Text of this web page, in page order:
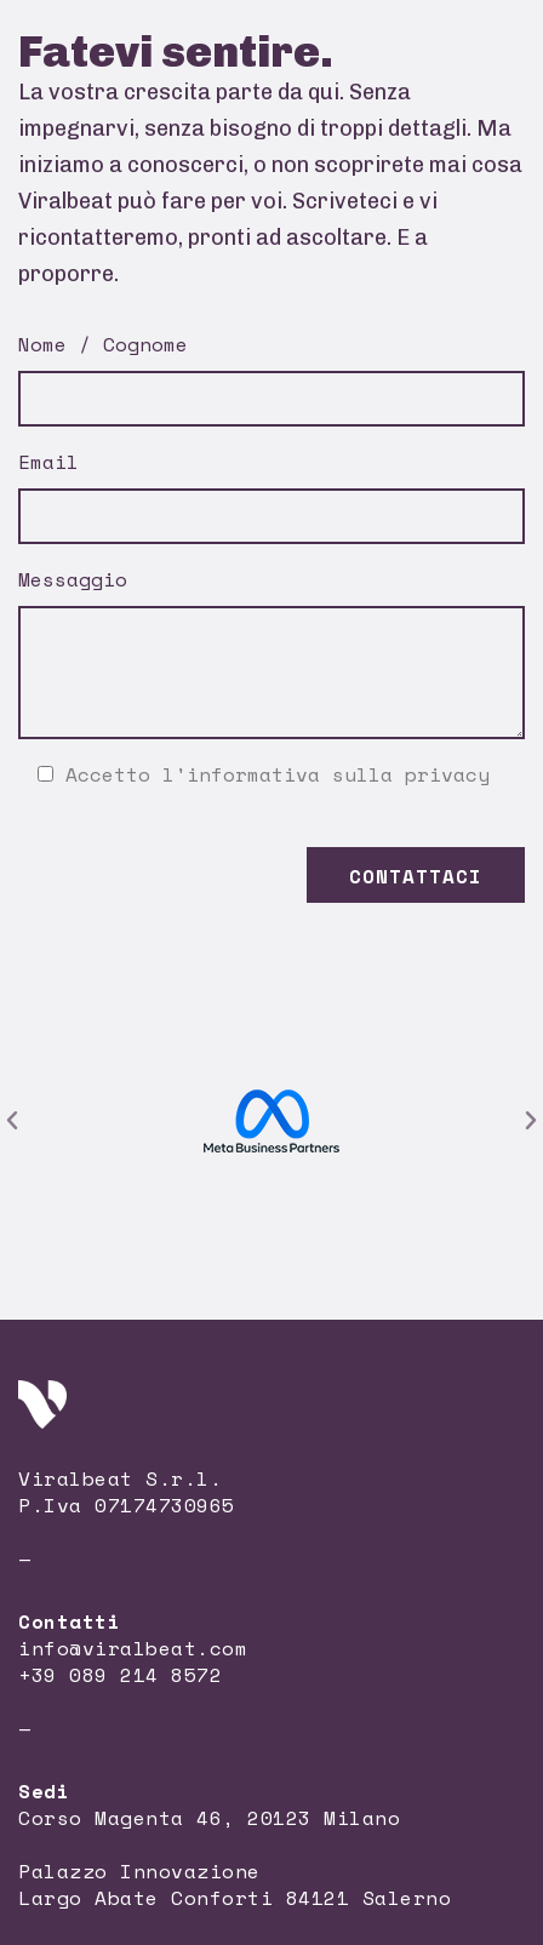
Fatevi sentire.
La vostra crescita parte da qui. Senza
impegnarvi, senza bisogno di troppi dettagli. Ma
iniziamo a conoscerci, o non scoprirete mai cosa
Viralbeat può fare per voi. Scriveteci e vi
ricontatteremo, pronti ad ascoltare. E a
proporre.
Nome / Cognome
Email
Messaggio
Accetto l' informativa sulla privacy
Viralbeat S.r.l.
P.Iva 07174730965
—
Contatti
info@viralbeat.com
+39 089 214 8572
—
Sedi
Corso Magenta 46, 20123 Milano
Palazzo Innovazione
Largo Abate Conforti 84121 Salerno